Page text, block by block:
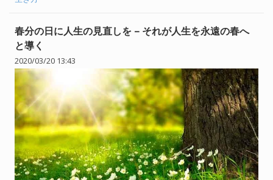
春分の日に人生の見直しを – それが人生を永遠の春へ
と導く
2020/03/20 13:43